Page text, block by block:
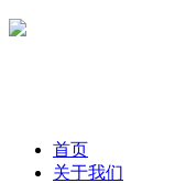
首页
关于我们